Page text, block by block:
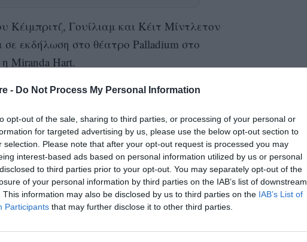
- Do Not Process My Personal Information
opt-out of the sale, sharing to third parties, or processing of your personal or
for targeted advertising by us, please use the below opt-out section to
selection. Please note that after your opt-out request is processed you may
interest-based ads based on personal information utilized by us or personal
to third parties prior to your opt-out. You may separately opt-out of the
of your personal information by third parties on the IAB’s list of downstream
This information may also be disclosed by us to third parties on the IAB’s List of
Participants that may further disclose it to other third parties.
Κέιμπριτζ, Γουίλιαμ και Κέιτ Μίντλετον
σε εκδήλωση στο θέατρο Palladium στο
Miranda Hart.
το γνωστό στα τηλεοπτικά
κωμωδίας και καμπαρέ. Κανείς όμως
θα έκλεβε την παράσταση
Miranda προσπάθησε να πείσει τον πρίγκιπα
της δραστηριότητα, το galloping.
θέσει στον πρίγκιπα Γουίλιαμ. Ίσως δεν
όμως πράγματι ο πρίγκιπας Γουίλιαμ το